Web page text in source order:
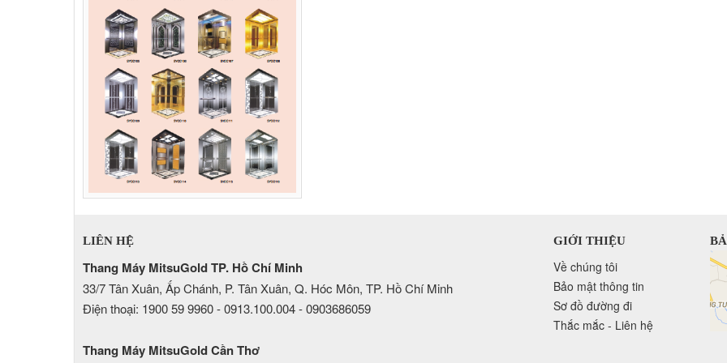
LIÊN HỆ
Thang Máy MitsuGold TP. Hồ Chí Minh
33/7 Tân Xuân, Ấp Chánh, P. Tân Xuân, Q. Hóc Môn, TP. Hồ Chí Minh
Điện thoại: 1900 59 9960 - 0913.100.004 - 0903686059
GIỚI THIỆU
Về chúng tôi
Bảo mật thông tin
Sơ đồ đường đi
Thắc mắc - Liên hệ
Thang Máy MitsuGold Cần Thơ